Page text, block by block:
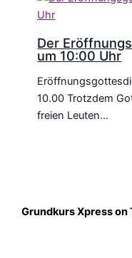
Der
um 10:00 Uhr
10.00 Trotzdem
freien Leuten…
Grundkurs Xpress on